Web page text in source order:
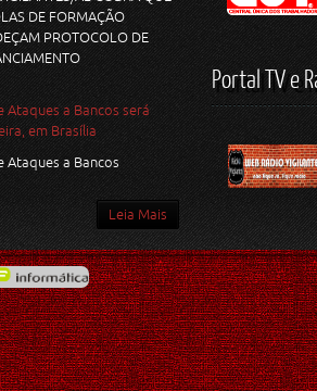
DE FORMAÇÃO
PROTOCOLO DE
Ataques a Bancos será
em Brasília
Ataques a Bancos
Leia Mais
Portal TV e